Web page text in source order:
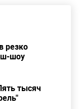
резко
шоу
тысяч